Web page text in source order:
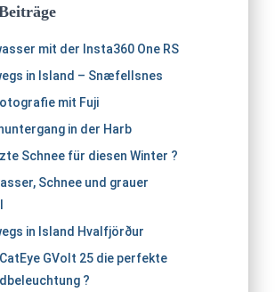
mit der Insta360 One RS
in Island – Snæfellsnes
mit Fuji
in der Harb
Schnee für diesen Winter ?
Schnee und grauer
in Island Hvalfjörður
GVolt 25 die perfekte
?